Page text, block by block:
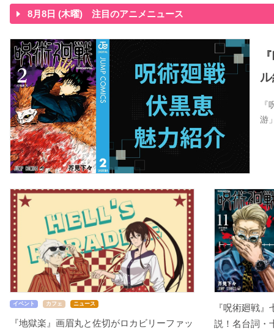
8月8日 (木曜) 注目のアニメニュース
游
イベント カフェ ニュース
『地獄楽』画眉丸と佐切がロカビリーファッ
『呪術廻戦
説！名台詞・